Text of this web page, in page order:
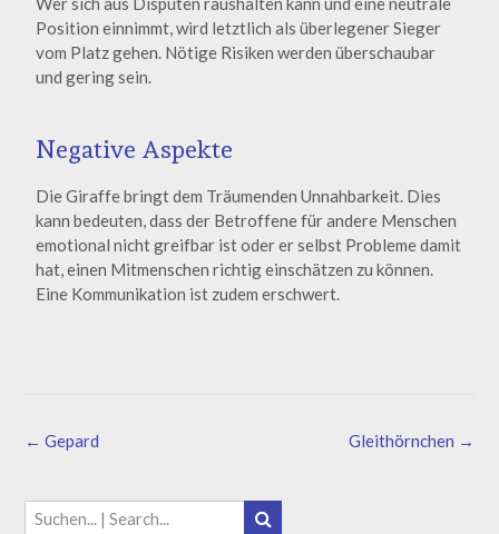
Position einnimmt, wird letztlich als überlegener Sieger
vom Platz gehen. Nötige Risiken werden überschaubar
und gering sein.
Negative Aspekte
Die Giraffe bringt dem Träumenden Unnahbarkeit. Dies
kann bedeuten, dass der Betroffene für andere Menschen
emotional nicht greifbar ist oder er selbst Probleme damit
hat, einen Mitmenschen richtig einschätzen zu können.
Eine Kommunikation ist zudem erschwert.
Gleithörnchen →
← Gepard